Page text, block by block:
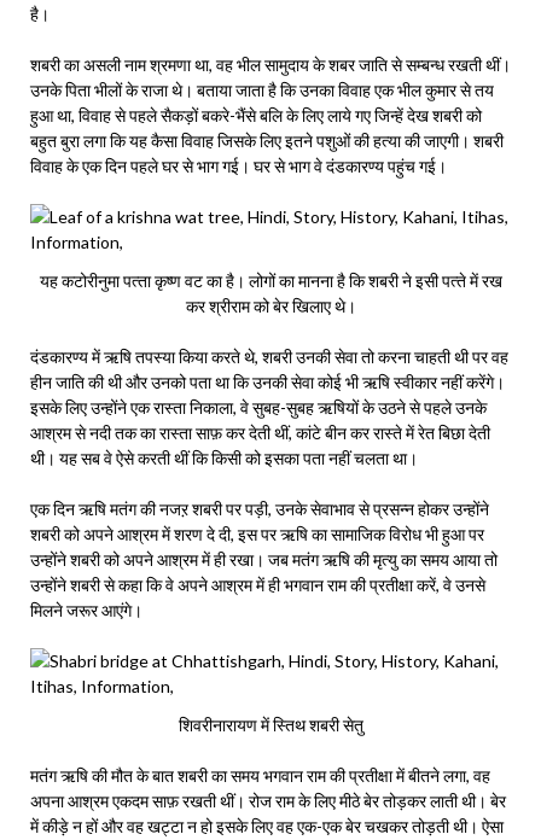
है।
शबरी का असली नाम श्रमणा था, वह भील सामुदाय के शबर जाति से सम्बन्ध रखती थीं।
उनके पिता भीलों के राजा थे। बताया जाता है कि उनका विवाह एक भील कुमार से तय
हुआ था, विवाह से पहले सैकड़ों बकरे-भैंसे बलि के लिए लाये गए जिन्हें देख शबरी को
बहुत बुरा लगा कि यह कैसा विवाह जिसके लिए इतने पशुओं की हत्या की जाएगी। शबरी
विवाह के एक दिन पहले घर से भाग गई। घर से भाग वे दंडकारण्य पहुंच गई।
यह कटोरीनुमा पत्‍ता कृष्‍ण वट का है। लोगों का मानना है कि शबरी ने इसी पत्‍ते में रख
कर श्रीराम को बेर खिलाए थे।
दंडकारण्य में ऋषि तपस्या किया करते थे, शबरी उनकी सेवा तो करना चाहती थी पर वह
हीन जाति की थी और उनको पता था कि उनकी सेवा कोई भी ऋषि स्वीकार नहीं करेंगे।
इसके लिए उन्होंने एक रास्ता निकाला, वे सुबह-सुबह ऋषियों के उठने से पहले उनके
आश्रम से नदी तक का रास्ता साफ़ कर देती थीं, कांटे बीन कर रास्ते में रेत बिछा देती
थी। यह सब वे ऐसे करती थीं कि किसी को इसका पता नहीं चलता था।
एक दिन ऋषि मतंग की नजऱ शबरी पर पड़ी, उनके सेवाभाव से प्रसन्न होकर उन्होंने
शबरी को अपने आश्रम में शरण दे दी, इस पर ऋषि का सामाजिक विरोध भी हुआ पर
उन्होंने शबरी को अपने आश्रम में ही रखा। जब मतंग ऋषि की मृत्यु का समय आया तो
उन्होंने शबरी से कहा कि वे अपने आश्रम में ही भगवान राम की प्रतीक्षा करें, वे उनसे
मिलने जरूर आएंगे।
शिवरीनारायण में स्तिथ शबरी सेतु
मतंग ऋषि की मौत के बात शबरी का समय भगवान राम की प्रतीक्षा में बीतने लगा, वह
अपना आश्रम एकदम साफ़ रखती थीं। रोज राम के लिए मीठे बेर तोड़कर लाती थी। बेर
में कीड़े न हों और वह खट्टा न हो इसके लिए वह एक-एक बेर चखकर तोड़ती थी। ऐसा